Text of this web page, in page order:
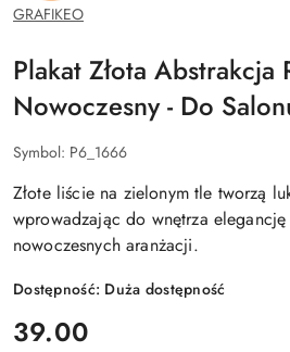
GRAFIKEO
Plakat Złota Abstrakcja
Nowoczesny - Do
Symbol: P6_1666
Złote liście na zielonym tle tworzą
wprowadzając do wnętrza
nowoczesnych aranżacji.
Dostępność: Duża dostępność
cena:
39.00